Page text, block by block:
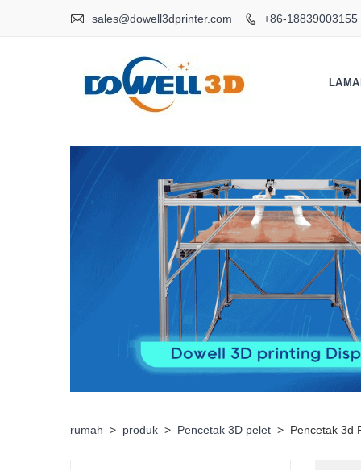
 sales@dowell3dprinter.com  +86-18839003155
rumah > produk > Pencetak 3D pelet > Pencetak 3d